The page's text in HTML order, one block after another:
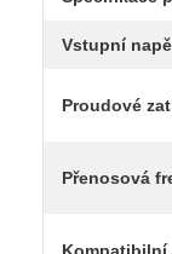
Vstupní
Proudové
Přenosová